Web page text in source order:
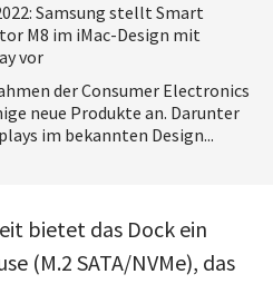
Samsung stellt Smart
M8 im iMac-Design mit
vor
der Consumer Electronics
neue Produkte an. Darunter
im bekannten Design...
bietet das Dock ein
(M.2 SATA/NVMe), das